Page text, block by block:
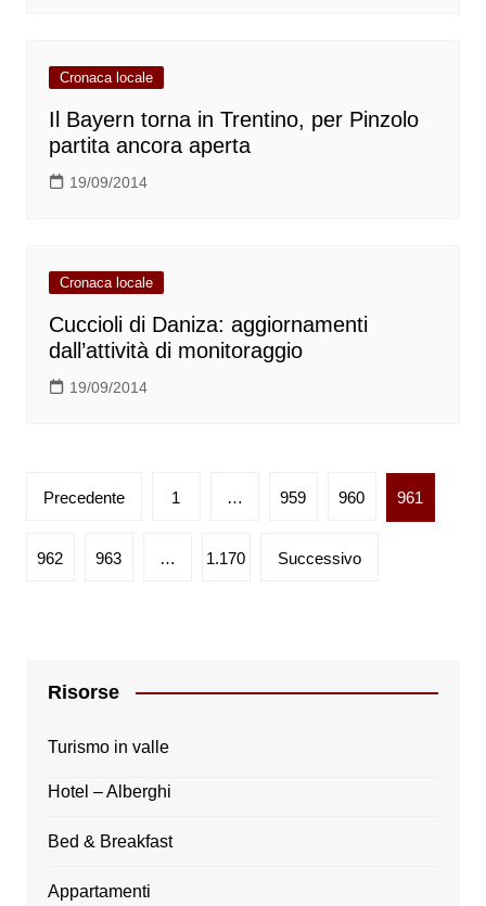
Cronaca locale
Il Bayern torna in Trentino, per Pinzolo
partita ancora aperta
19/09/2014
Cronaca locale
Cuccioli di Daniza: aggiornamenti
dall’attività di monitoraggio
19/09/2014
Paginazione
articoli
Precedente 1 … 959 960 961
962 963 … 1.170 Successivo
Risorse
Turismo in valle
Hotel – Alberghi
Bed & Breakfast
Appartamenti